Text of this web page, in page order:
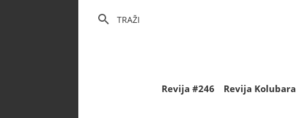
TRAŽI
Revija #246 Revija Kolubara